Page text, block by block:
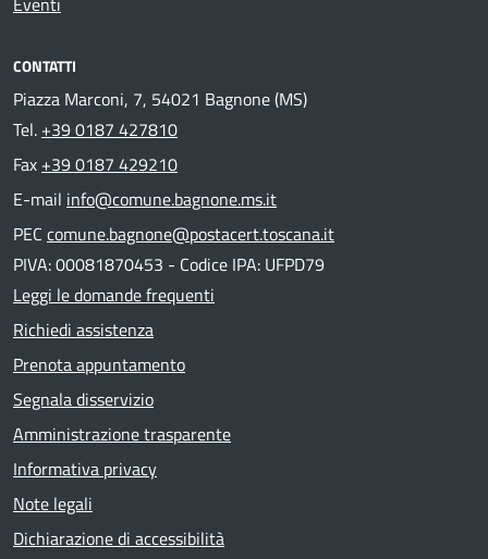
CONTATTI
Piazza Marconi, 7, 54021 Bagnone (MS)
Tel. +39 0187 427810
Fax +39 0187 429210
E-mail info@comune.bagnone.ms.it
PEC comune.bagnone@postacert.toscana.it
PIVA: 00081870453 - Codice IPA: UFPD79
Leggi le domande frequenti
Richiedi assistenza
Prenota appuntamento
Segnala disservizio
Amministrazione trasparente
Informativa privacy
Note legali
Dichiarazione di accessibilità